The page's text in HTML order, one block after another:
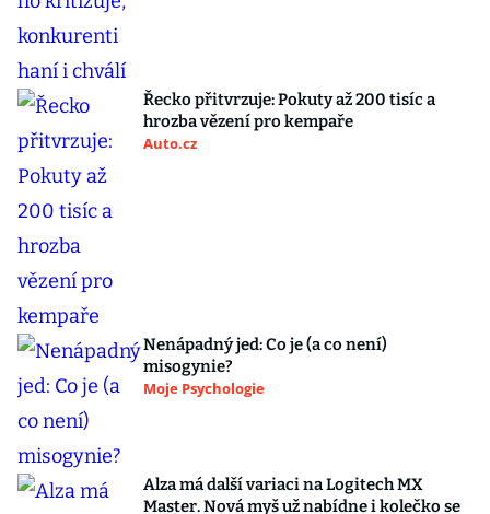
Řecko přitvrzuje: Pokuty až 200 tisíc a
hrozba vězení pro kempaře
Auto.cz
Nenápadný jed: Co je (a co není)
misogynie?
Moje Psychologie
Alza má další variaci na Logitech MX
Master. Nová myš už nabídne i kolečko se